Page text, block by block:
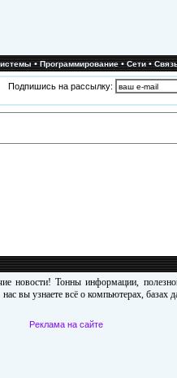
•Программирование•Сети•
Подпишись на рассылку:
новости! Тонны информации,
вы узнаете всё о компьютерах,
Реклама на сайте